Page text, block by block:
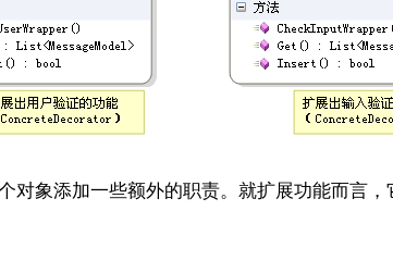
对象添加一些额外的职责。就扩展功能而言，